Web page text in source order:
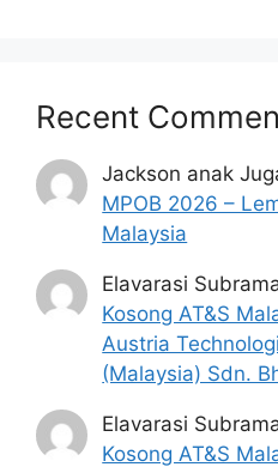
Recent
Jackson anak
MPOB 2026 –
Malaysia
Elavarasi
Kosong AT&S
Austria
(Malaysia) Sdn.
Elavarasi
Kosong AT&S